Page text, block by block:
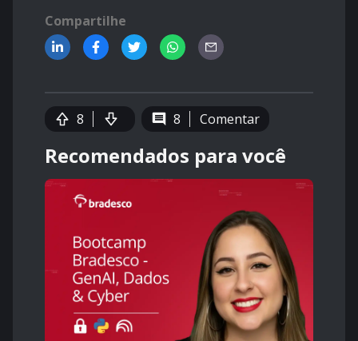
Compartilhe
8 8 Comentar
Recomendados para você